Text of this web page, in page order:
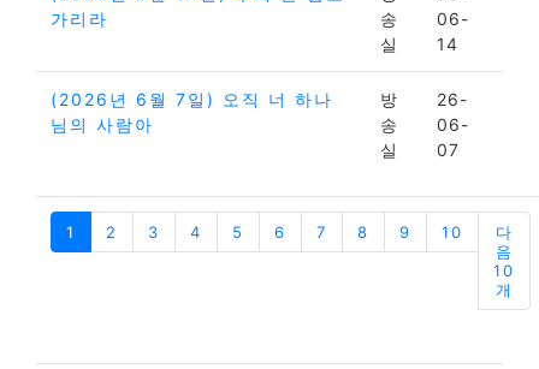
가리라
송
실
06-
14
(2026년 6월 7일) 오직 너 하나
님의 사람아
방
송
실
26-
06-
07
1 2 3 4 5 6 7 8 9 10
다
음
10
개